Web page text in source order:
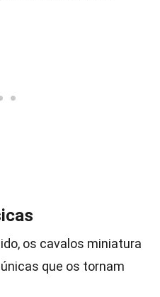
os cavalos miniatura
que os tornam